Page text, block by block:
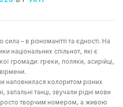
– в різноманітті та єдності. На
національних спільнот, які є
громади: греки, поляки, асирійці,
наповнилася колоритом різних
запальні танці, звучали рідні мови
творчим номером, а живою